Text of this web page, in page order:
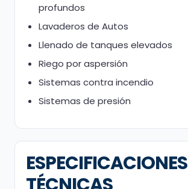
profundos
Lavaderos de Autos
Llenado de tanques elevados
Riego por aspersión
Sistemas contra incendio
Sistemas de presión
ESPECIFICACIONES